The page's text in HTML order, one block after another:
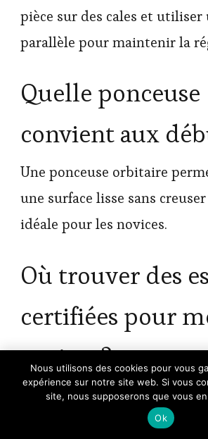
pièce sur des cales et utiliser
parallèle pour maintenir la
Quelle ponceuse
convient aux
Une ponceuse orbitaire
une surface lisse sans
idéale pour les novices.
Où trouver des
certifiées pour
projets ?
Se tourner vers des
PEFC ou FSC, ou consulter un
🔥 TOP VENTE
EZARC Ciseaux à bois
boîte de Rangement …
Nous utilisons des cookies pour vous
expérience sur notre site web. Si vous
site, nous supposerons que vous
Ok